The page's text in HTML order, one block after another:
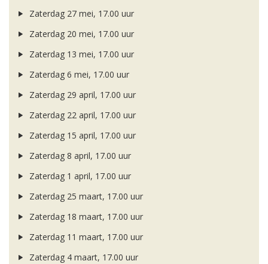
Zaterdag 27 mei, 17.00 uur
Zaterdag 20 mei, 17.00 uur
Zaterdag 13 mei, 17.00 uur
Zaterdag 6 mei, 17.00 uur
Zaterdag 29 april, 17.00 uur
Zaterdag 22 april, 17.00 uur
Zaterdag 15 april, 17.00 uur
Zaterdag 8 april, 17.00 uur
Zaterdag 1 april, 17.00 uur
Zaterdag 25 maart, 17.00 uur
Zaterdag 18 maart, 17.00 uur
Zaterdag 11 maart, 17.00 uur
Zaterdag 4 maart, 17.00 uur